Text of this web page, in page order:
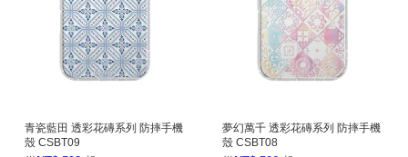
青瓷藍田 透彩花磚系列 防摔手機
殼 CSBT09
夢幻萬千 透彩花磚系列 防摔手機
殼 CSBT08